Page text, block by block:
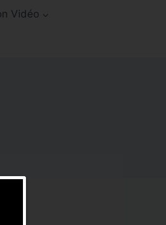
Vidéo